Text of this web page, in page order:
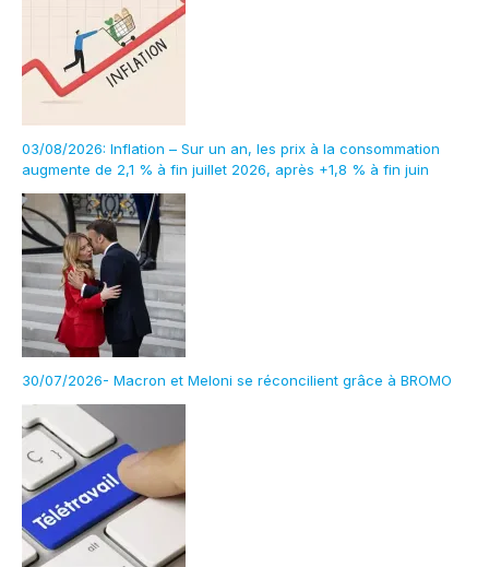
03/08/2026: Inflation – Sur un an, les prix à la consommation
augmente de 2,1 % à fin juillet 2026, après +1,8 % à fin juin
30/07/2026- Macron et Meloni se réconcilient grâce à BROMO